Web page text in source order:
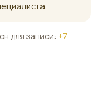
для записи: +7